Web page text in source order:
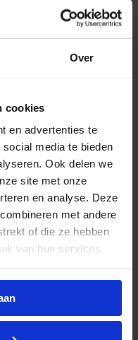
Over
cookies
en advertenties te
media te bieden
Ook delen we
site met onze
en analyse. Deze
met andere
of die ze hebben
van hun services.
hiervan. Door
zeer
enkelvoudige
tweevoudige
op zoek naar
Onze lichtexperts
lichtadvies